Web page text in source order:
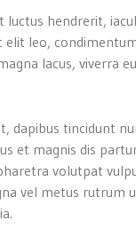
hendrerit,
elit leo,
lacus, viverra
dapibus tincidunt
et magnis dis
volutpat
vel metus rutrum